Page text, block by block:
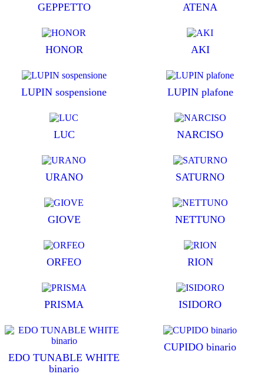
GEPPETTO ATENA
HONOR AKI
LUPIN sospensione LUPIN plafone
LUC NARCISO
URANO SATURNO
GIOVE NETTUNO
ORFEO RION
PRISMA ISIDORO
EDO TUNABLE WHITE
binario
CUPIDO binario